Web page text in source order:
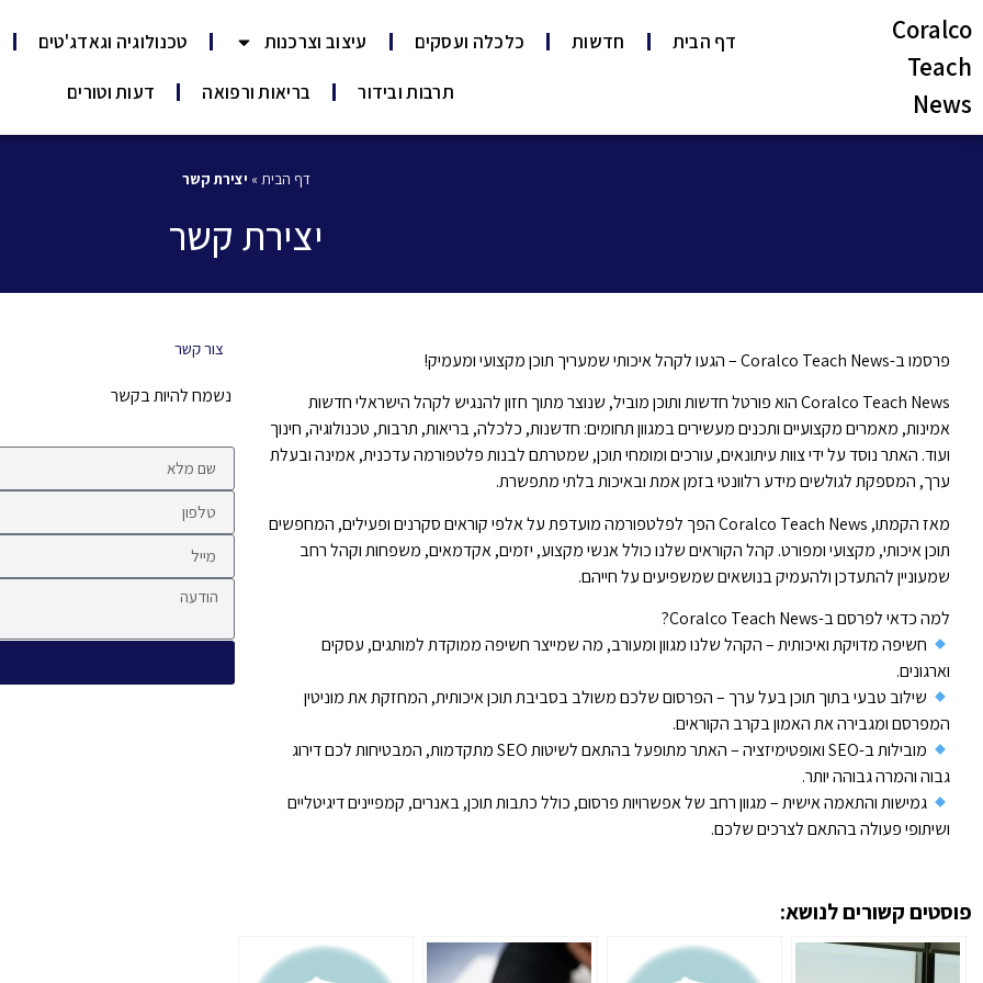
Coralco
Teach
News
דף הבית חדשות כלכלה ועסקים עיצוב וצרכנות טכנולוגיה וגאדג'טים
תרבות ובידור בריאות ורפואה דעות וטורים
דף הבית» יצירת קשר
יצירת קשר
פרסמו ב-Coralco Teach News – הגעו לקהל איכותי שמעריך תוכן מקצועיומעמיק!
Coralco Teach Newsהוא פורטל חדשות ותוכן מוביל, שנוצר מתוך חזון להנגיש לקהל הישראלי חדשות
אמינות, מאמרים מקצועיים ותכנים מעשירים במגוון תחומים: חדשנות, כלכלה, בריאות, תרבות, טכנולוגיה, חינוך
ועוד. האתר נוסד על ידי צוות עיתונאים, עורכים ומומחי תוכן, שמטרתם לבנות פלטפורמה עדכנית, אמינה ובעלת
ערך, המספקת לגולשים מידע רלוונטי בזמן אמת ובאיכות בלתי מתפשרת.
מאז הקמתו, Coralco Teach News הפך לפלטפורמה מועדפת על אלפי קוראים סקרנים ופעילים, המחפשים
תוכן איכותי, מקצועי ומפורט. קהל הקוראים שלנו כולל אנשי מקצוע, יזמים, אקדמאים, משפחות וקהל רחב
שמעוניין להתעדכן ולהעמיק בנושאים שמשפיעים על חייהם.
למה כדאי לפרסם ב-Coralco Teach News?
חשיפה מדויקת ואיכותית – הקהל שלנו מגוון ומעורב, מה שמייצר חשיפה ממוקדת למותגים, עסקים
וארגונים.
שילוב טבעי בתוך תוכן בעל ערך – הפרסום שלכם משולב בסביבת תוכן איכותית, המחזקת את מוניטין
המפרסם ומגבירה את האמון בקרב הקוראים.
מובילות ב-SEO ואופטימיזציה – האתר מתופעל בהתאם לשיטות SEO מתקדמות, המבטיחות לכם דירוג
גבוה והמרה גבוהה יותר.
גמישות והתאמה אישית – מגוון רחב של אפשרויות פרסום, כולל כתבות תוכן, באנרים, קמפיינים דיגיטליים
ושיתופי פעולה בהתאם לצרכים שלכם.
צור קשר
נשמח להיות בקשר
פוסטים קשורים לנושא: